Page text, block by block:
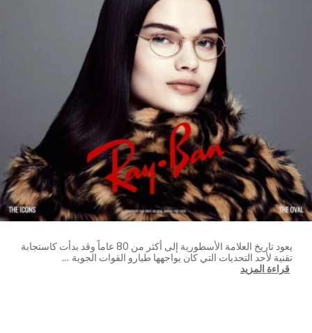
يعود تاريخ العلامة الأسطورية إلى أكثر من 80 عاماً وقد بدأت كاستجابة
تقنية لأحد التحديات التي كان يواجهها طيارو القوات الجوية ...
قراءة المزيد